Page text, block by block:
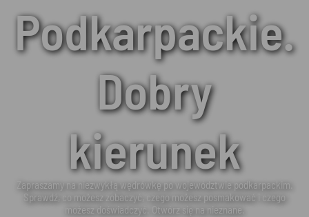
Podkarpackie.
Dobry
kierunek
Zapraszamy na niezwykłą wędrówkę po województwie podkarpackim.
Sprawdź, co możesz zobaczyć, czego możesz posmakować i czego
możesz doświadczyć. Otwórz się na nieznane.